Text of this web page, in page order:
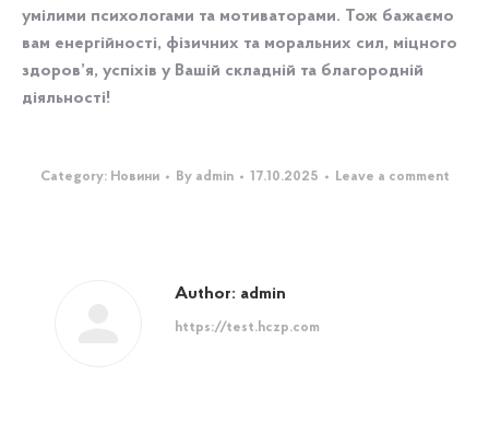
умілими психологами та мотиваторами. Тож бажаємо
вам енергійності, фізичних та моральних сил, міцного
здоров’я, успіхів у Вашій складній та благородній
діяльності!
Category: Новини By admin 17.10.2025 Leave a comment
Author: admin
https://test.hczp.com